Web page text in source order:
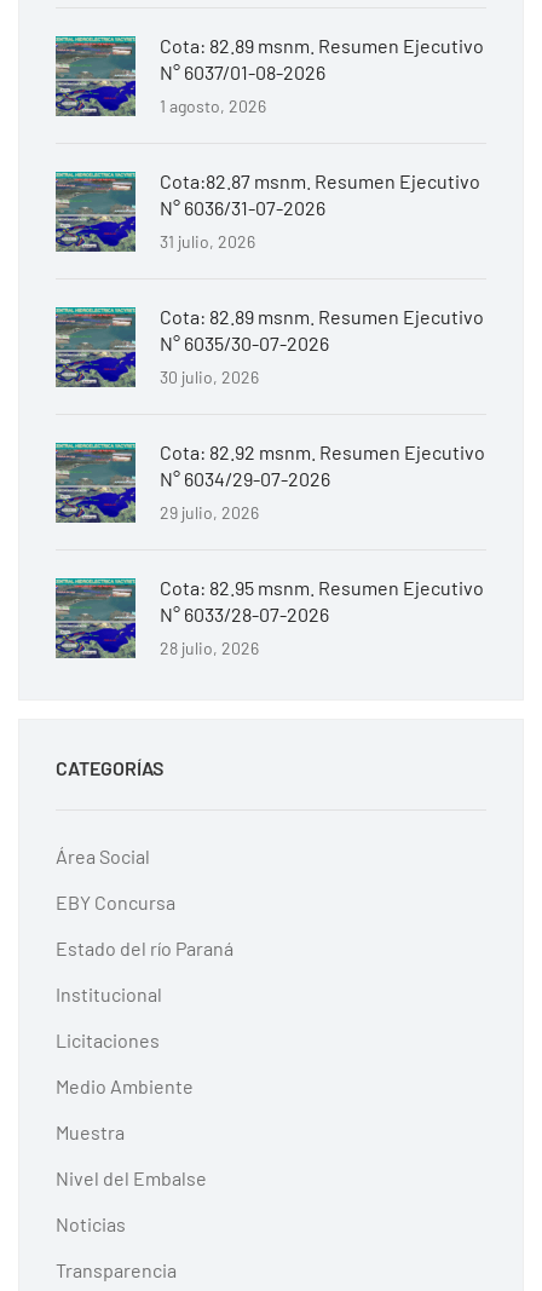
Cota: 82.89 msnm. Resumen Ejecutivo
N° 6037/01-08-2026
1 agosto, 2026
Cota:82.87 msnm. Resumen Ejecutivo
N° 6036/31-07-2026
31 julio, 2026
Cota: 82.89 msnm. Resumen Ejecutivo
N° 6035/30-07-2026
30 julio, 2026
Cota: 82.92 msnm. Resumen Ejecutivo
N° 6034/29-07-2026
29 julio, 2026
Cota: 82.95 msnm. Resumen Ejecutivo
N° 6033/28-07-2026
28 julio, 2026
CATEGORÍAS
Área Social
EBY Concursa
Estado del río Paraná
Institucional
Licitaciones
Medio Ambiente
Muestra
Nivel del Embalse
Noticias
Transparencia